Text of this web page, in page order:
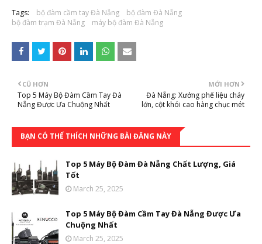
Tags: bộ đàm cầm tay Đà Nẵng
bộ đàm Đà Nẵng
bộ đàm trạm Đà Nẵng
máy bộ đàm Đà Nẵng
MỚI HƠN
Đà Nẵng: Xưởng phế liệu cháy
lớn, cột khói cao hàng chục mét
CŨ HƠN
Top 5 Máy Bộ Đàm Cầm Tay Đà
Nẵng Được Ưa Chuộng Nhất
BẠN CÓ THỂ THÍCH NHỮNG BÀI ĐĂNG NÀY
Top 5 Máy Bộ Đàm Đà Nẵng Chất Lượng, Giá
Tốt
March 25, 2025
Top 5 Máy Bộ Đàm Cầm Tay Đà Nẵng Được Ưa
Chuộng Nhất
March 25, 2025